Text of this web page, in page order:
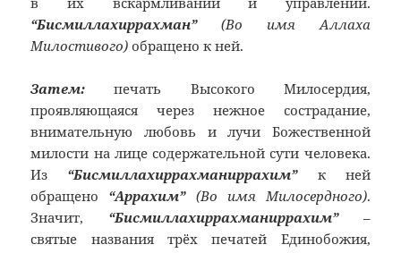
“Бисмиллахиррахман”
(Во имя Аллаха
Милостивого) обращено к ней.
Затем: печать Высокого Милосердия,
проявляющаяся через нежное сострадание,
внимательную любовь и лучи Божественной
милости на лице содержательной сути человека.
Из “Бисмиллахиррахманиррахим”к ней
обращено “Аррахим” (Во имя Милосердного).
Значит, “Бисмиллахиррахманиррахим”–
святые названия трёх печатей Единобожия,